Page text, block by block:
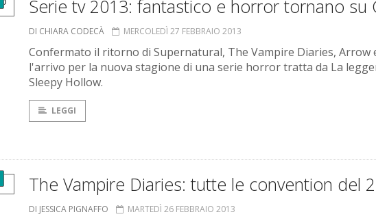
Serie tv 2013: fantastico e horror tornano su
DI CHIARA CODECÀ MERCOLEDÌ 27 FEBBRAIO 2013
Confermato il ritorno di Supernatural, The Vampire Diaries, Arrow
l'arrivo per la nuova stagione di una serie horror tratta da La
Sleepy Hollow.
LEGGI
The Vampire Diaries: tutte le convention del
DI JESSICA PIGNAFFO MARTEDÌ 26 FEBBRAIO 2013